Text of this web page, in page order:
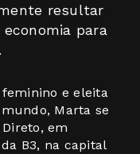
resultar
para
e eleita
Marta se
em
B3, na capital